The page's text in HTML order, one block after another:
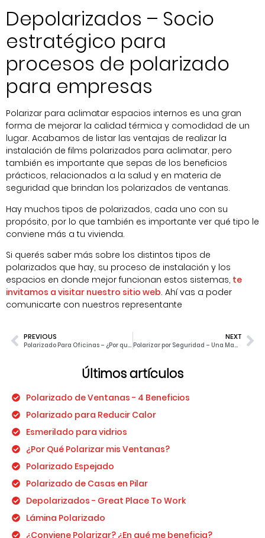
Depolarizados – Socio
estratégico para
procesos de polarizado
para empresas
Polarizar para aclimatar espacios internos es una gran
forma de mejorar la calidad térmica y comodidad de un
lugar. Acabamos de listar las ventajas de realizar la
instalación de films polarizados para aclimatar, pero
también es importante que sepas de los beneficios
prácticos, relacionados a la salud y en materia de
seguridad que brindan los polarizados de ventanas.
Hay muchos tipos de polarizados, cada uno con su
propósito, por lo que también es importante ver qué tipo le
conviene más a tu vivienda.
Si querés saber más sobre los distintos tipos de
polarizados que hay, su proceso de instalación y los
espacios en donde mejor funcionan estos sistemas, te
invitamos a visitar nuestro sitio web. Ahí vas a poder
comunicarte con nuestros representante
PREVIOUS NEXT
Últimos artículos
Polarizado de Ventanas - 4 Beneficios
Polarizado para Reducir Calor
Esmerilado para vidrios
¿Por Qué Polarizar mis Ventanas?
Polarizado Espejado
Polarizado de Casas en Pilar
Depolarizados - Great Place To Work
Lámina Polarizado
¿Conviene Polarizar? ¿En qué me beneficia?